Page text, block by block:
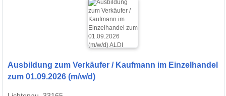
Ausbildung zum Verkäufer / Kaufmann im Einzelhandel
zum 01.09.2026 (m/w/d)